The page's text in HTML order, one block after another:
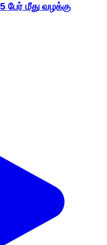
பேர் மீது வழக்கு